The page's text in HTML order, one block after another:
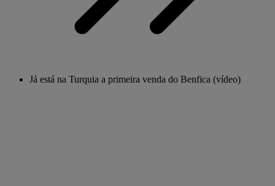
Já está na Turquia a primeira venda do Benfica (vídeo)